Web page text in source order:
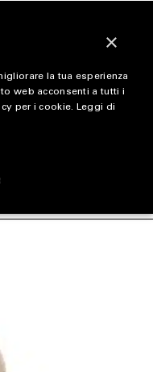
×
la tua esperienza
web acconsenti a tutti i
per i cookie. Leggi di